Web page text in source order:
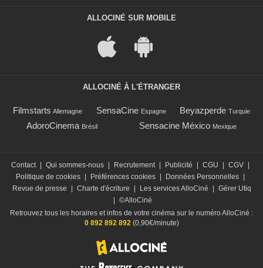
ALLOCINÉ SUR MOBILE
ALLOCINÉ À L'ÉTRANGER
Filmstarts Allemagne SensaCine Espagne Beyazperde Turquie
AdoroCinema Brésil Sensacine México Mexique
Contact Qui sommes-nous Recrutement Publicité CGU CGV
Politique de cookies
Préférences cookies Données Personnelles
Revue de presse
Charte d'écriture Les services AlloCiné
Gérer Utiq
©AlloCiné
Retrouvez tous les horaires et infos de votre cinéma sur le numéro AlloCiné :
0 892 892 892(0,90€/minute)